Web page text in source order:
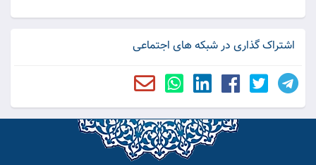
اشتراک گذاری در شبکه های اجتماعی